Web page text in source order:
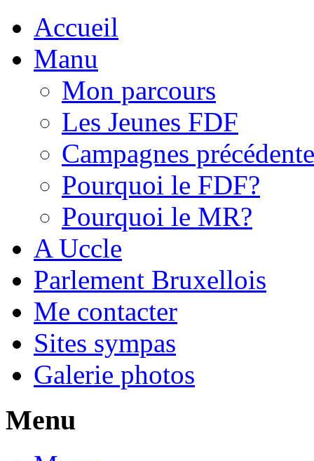
Accueil
Manu
Mon parcours
Les Jeunes FDF
Campagnes
Pourquoi le FDF?
Pourquoi le MR?
A Uccle
Parlement Bruxellois
Me contacter
Sites sympas
Galerie photos
Menu